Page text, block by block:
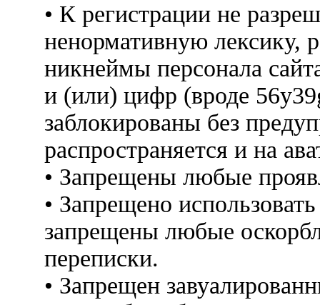
• К регистрации не
ненормативную лексику,
никнеймы персонала
и (или) цифр (вроде
заблокированы без
распространяется и на
• Запрещены любые
• Запрещено
запрещены любые
переписки.
• Запрещен